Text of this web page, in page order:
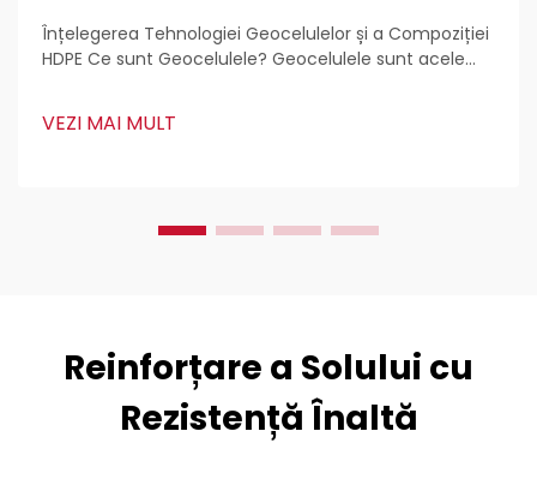
Înțelegerea Tehnologiei Geocelulelor și a Compoziției
HDPE Ce sunt Geocelulele? Geocelulele sunt acele
lucrări de construcții. Inginerii civili le adoră
VEZI MAI MULT
Reinforțare a Solului cu
Rezistență Înaltă